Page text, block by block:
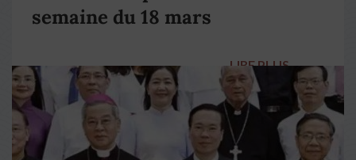
semaine du 18 mars
LIRE PLUS →